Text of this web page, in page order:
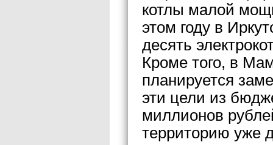
котлы малой
этом году в
десять
Кроме того, в
планируется
эти цели из
миллионов
территорию уже